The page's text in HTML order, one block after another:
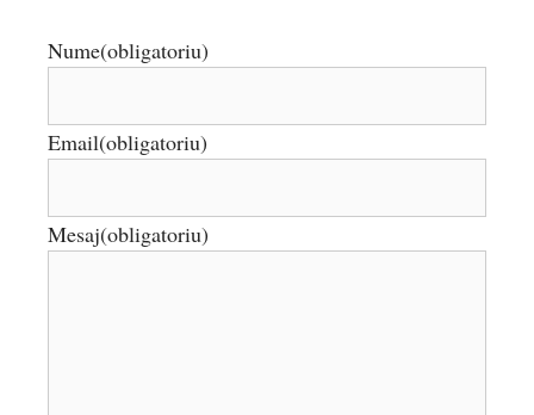
Nume(obligatoriu)
Email(obligatoriu)
Mesaj(obligatoriu)